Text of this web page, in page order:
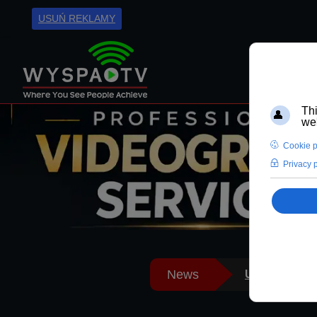
USUŃ REKLAMY
News
Liverpool
Bartłomiej
U Bercika